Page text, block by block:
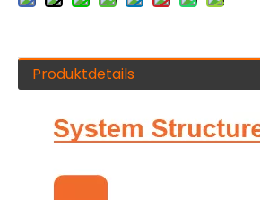
Produktdetails